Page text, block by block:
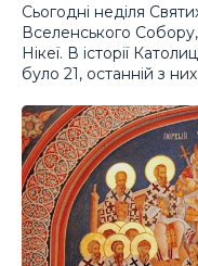
Сьогодні неділя
Вселенського Собору,
Нікеї. В історії
було 21, останній з